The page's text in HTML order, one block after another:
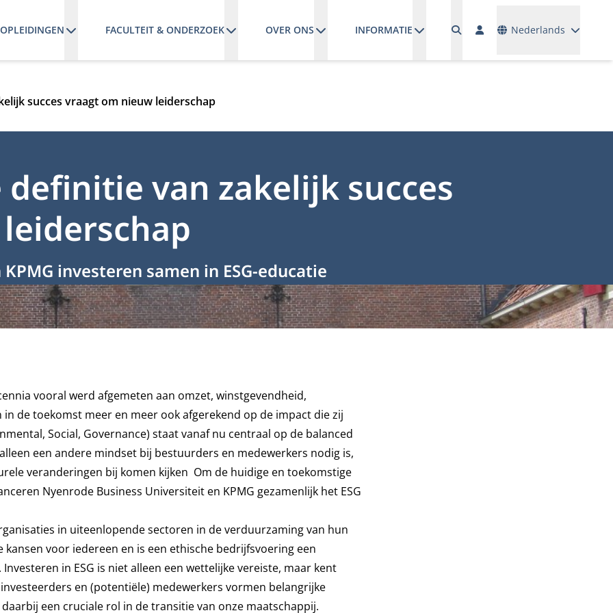
OPLEIDINGEN FACULTEIT & ONDERZOEK OVER ONS INFORMATIE Nederlands
succes vraagt om nieuw leiderschap
van zakelijk succes
investeren samen in ESG-educatie
vooral werd afgemeten aan omzet, winstgevendheid,
de toekomst meer en meer ook afgerekend op de impact die zij
Social, Governance) staat vanaf nu centraal op de balanced
een andere mindset bij bestuurders en medewerkers nodig is,
veranderingen bij komen kijken Om de huidige en toekomstige
Nyenrode Business Universiteit en KPMG gezamenlijk het ESG
in uiteenlopende sectoren in de verduurzaming van hun
voor iedereen en is een ethische bedrijfsvoering een
in ESG is niet alleen een wettelijke vereiste, maar kent
en (potentiële) medewerkers vormen belangrijke
een cruciale rol in de transitie van onze maatschappij.